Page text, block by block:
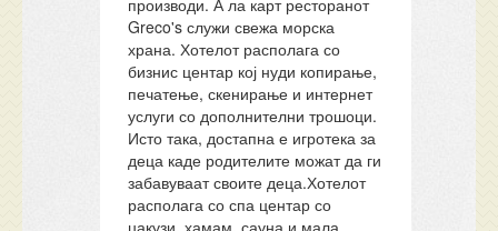
производи. А ла карт ресторанот
Greco's служи свежа морска
храна. Хотелот располага со
бизнис центар кој нуди копирање,
печатење, скенирање и интернет
услуги со дополнителни трошоци.
Исто така, достапна е игротека за
деца каде родителите можат да ги
забавуваат своите деца.Хотелот
располага со спа центар со
џакузи, хамам, сауна и мала